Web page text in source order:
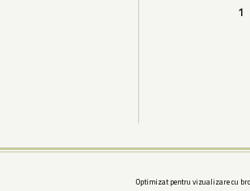
1
Optimizat pentru vizualizare cu